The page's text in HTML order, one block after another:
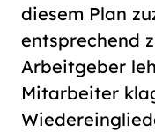
diesem Plan
entsprechend
Arbeitgeber
Mitarbeiter